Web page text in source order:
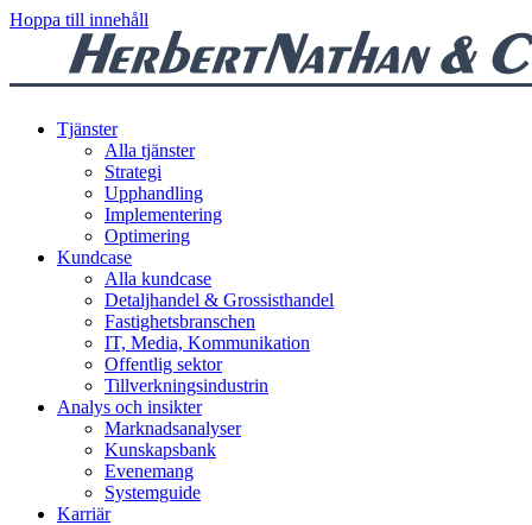
Hoppa till innehåll
Tjänster
Alla tjänster
Strategi
Upphandling
Implementering
Optimering
Kundcase
Alla kundcase
Detaljhandel & Grossisthandel
Fastighetsbranschen
IT, Media, Kommunikation
Offentlig sektor
Tillverkningsindustrin
Analys och insikter
Marknadsanalyser
Kunskapsbank
Evenemang
Systemguide
Karriär